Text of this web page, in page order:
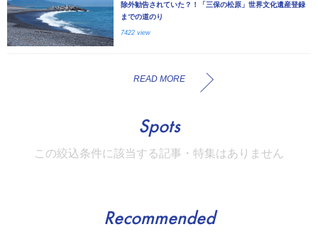
除外勧告されていた？！「三保の松原」世界文化遺産登録
までの道のり
7422 view
READ MORE
Spots
この絞込条件に該当する記事・特集はありません
Recommended